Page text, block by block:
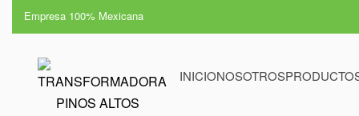
Empresa 100% Mexicana
INICIONOSOTROS